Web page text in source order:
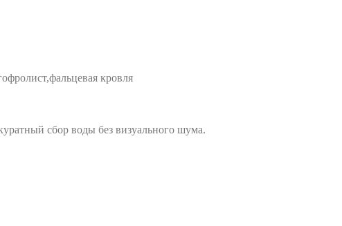
кровля
сбор воды без визуального шума.